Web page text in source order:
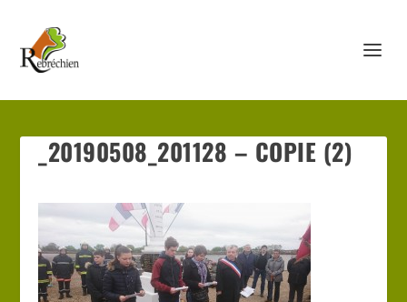
_20190508_201128 – COPIE (2)